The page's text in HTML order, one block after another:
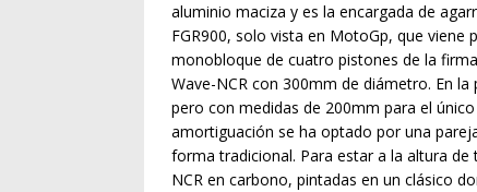
aluminio maciza y es la encargada de
FGR900, solo vista en MotoGp, que
monobloque de cuatro pistones de la
Wave-NCR con 300mm de diámetro. En
pero con medidas de 200mm para el
amortiguación se ha optado por una
forma tradicional. Para estar a la altura
NCR en carbono, pintadas en un clásico